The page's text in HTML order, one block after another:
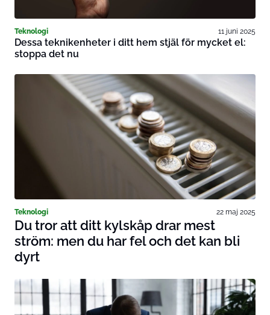
Teknologi 11 juni 2025
Dessa teknikenheter i ditt hem stjäl för mycket el:
stoppa det nu
Teknologi 22 maj 2025
Du tror att ditt kylskåp drar mest
ström: men du har fel och det kan bli
dyrt